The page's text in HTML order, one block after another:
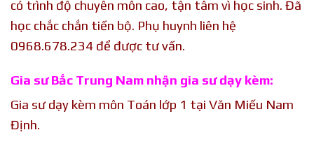
có trình độ chuyên môn cao, tận tâm vì học sinh. Đã
học chắc chắn tiến bộ. Phụ huynh liên hệ
0968.678.234 để được tư vấn.
Gia sư Bắc Trung Nam nhận gia sư dạy kèm:
Gia sư dạy kèm môn Toán lớp 1 tại Văn Miếu Nam
Định.